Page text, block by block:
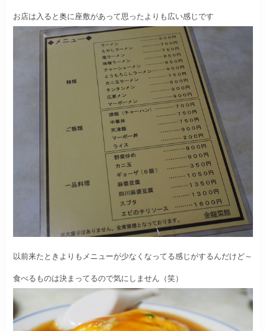
お店は入ると奥に座敷があって思ったよりも広い感じです
以前来たときよりもメニューが少なくなってる感じがするんだけど～
食べるものは決まってるので気にしません（笑）